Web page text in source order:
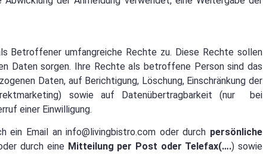
Betroffener umfangreiche Rechte zu. Diese Rechte sollen
Daten sorgen. Ihre Rechte als betroffene Person sind das
Daten, auf Berichtigung, Löschung, Einschränkung der
sowie auf Datenübertragbarkeit (nur bei
einer Einwilligung.
ein Email an info@livingbistro.com oder durch persönliche
durch eine Mitteilung per Post oder Telefax(….) sowie